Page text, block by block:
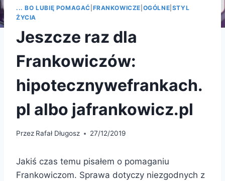
... BO LUBIĘ POMAGAĆ FRANKOWICZE OGÓLNE STYL
ŻYCIA
Jeszcze raz dla
Frankowiczów:
hipotecznywefrankach.
pl albo jafrankowicz.pl
Przez Rafał Długosz 27/12/2019
Jakiś czas temu pisałem o pomaganiu
Frankowiczom. Sprawa dotyczy niezgodnych z